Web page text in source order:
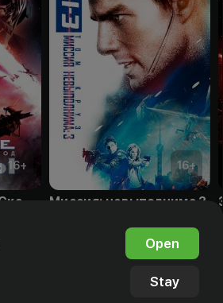
16+ 16+
Миссия: невыполнима 3
Open
Stay